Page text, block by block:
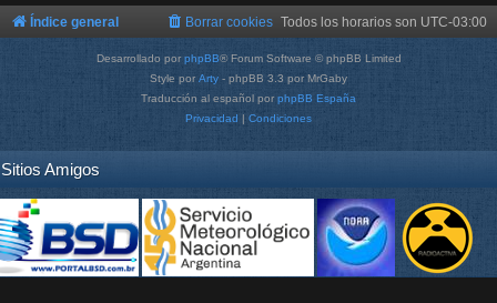
Índice general Todos los horarios son UTC-03:00
Borrar cookies
Desarrollado por phpBB® Forum Software © phpBB Limited
Style por Arty - phpBB 3.3 por MrGaby
Traducción al español por phpBB España
Privacidad | Condiciones
Sitios Amigos